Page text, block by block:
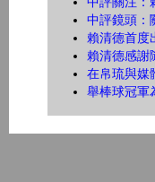
中評鏡頭：
賴清德首
賴清德感
在帛琉與
舉棒球冠